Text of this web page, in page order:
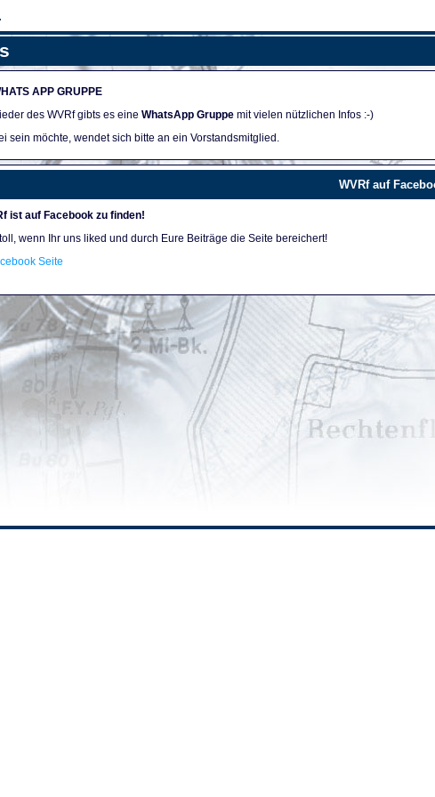
APP GRUPPE
des WVRf gibts es eine WhatsApp Gruppe mit vielen nützlichen Infos :-)
sein möchte, wendet sich bitte an ein Vorstandsmitglied.
WVRf auf
ist auf Facebook zu finden!
wenn Ihr uns liked und durch Eure Beiträge die Seite bereichert!
Seite